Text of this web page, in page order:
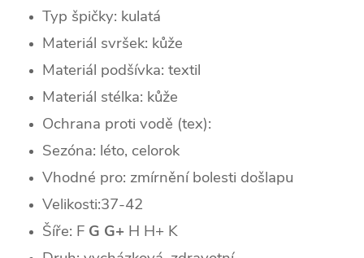
Typ špičky: kulatá
Materiál svršek: kůže
Materiál podšívka: textil
Materiál stélka: kůže
Ochrana proti vodě (tex):
Sezóna: léto, celorok
Vhodné pro: zmírnění bolesti došlapu
Velikosti:37-42
Šíře: F G G+ H H+ K